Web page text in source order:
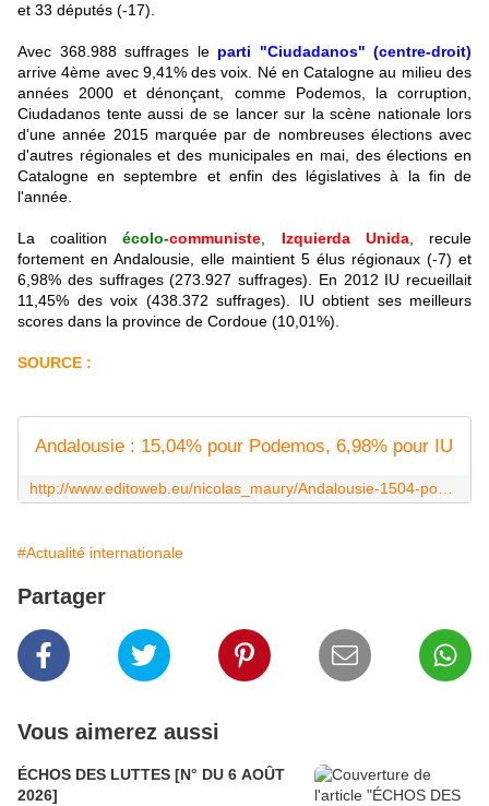
et 33 députés (-17).
Avec 368.988 suffrages le parti "Ciudadanos" (centre-droit)
arrive 4ème avec 9,41% des voix. Né en Catalogne au milieu des
années 2000 et dénonçant, comme Podemos, la corruption,
Ciudadanos tente aussi de se lancer sur la scène nationale lors
d'une année 2015 marquée par de nombreuses élections avec
d'autres régionales et des municipales en mai, des élections en
Catalogne en septembre et enfin des législatives à la fin de
l'année.
La coalition écolo-communiste Izquierda Unida, recule
fortement en Andalousie, elle maintient 5 élus régionaux (-7) et
6,98% des suffrages (273.927 suffrages). En 2012 IU recueillait
11,45% des voix (438.372 suffrages). IU obtient ses meilleurs
scores dans la province de Cordoue (10,01%).
SOURCE :
Andalousie : 15,04% pour Podemos, 6,98% pour IU
#Actualité internationale
Partager
Vous aimerez aussi
ÉCHOS DES LUTTES [N° DU 6 AOÛT
2026]